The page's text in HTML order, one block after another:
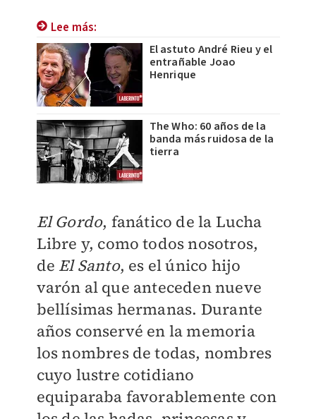
Lee más:
El astuto André Rieu y el
entrañable Joao
Henrique
The Who: 60 años de la
banda más ruidosa de la
tierra
El Gordo, fanático de la Lucha
Libre y, como todos nosotros,
de El Santo, es el único hijo
varón al que anteceden nueve
bellísimas hermanas. Durante
años conservé en la memoria
los nombres de todas, nombres
cuyo lustre cotidiano
equiparaba favorablemente con